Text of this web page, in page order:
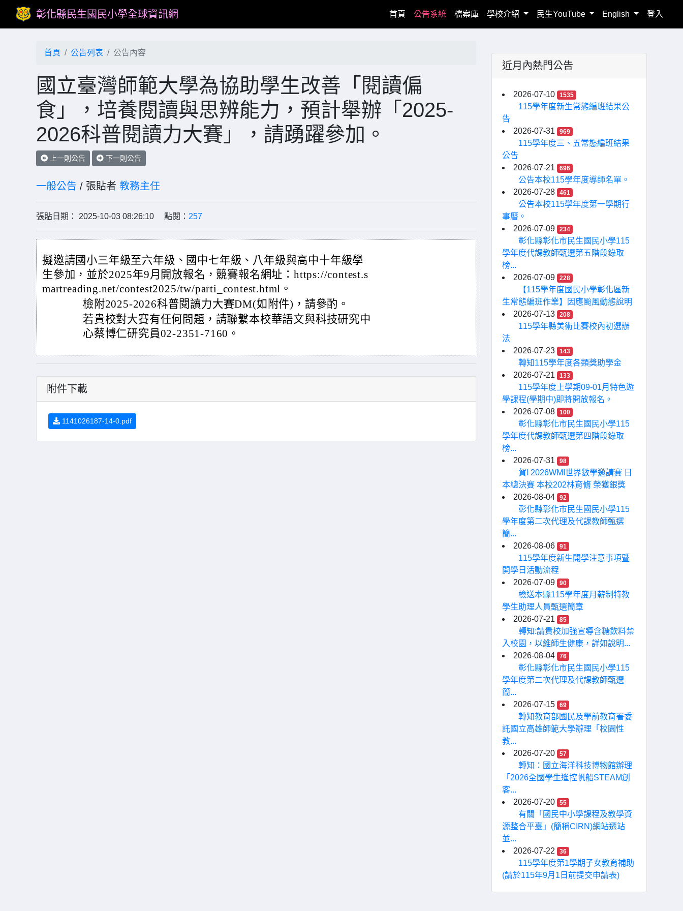
彰化縣民生國民小學全球資訊網 首頁(current)
公告系統 檔案庫 學校介紹 民生YouTube English 登入
首頁 公告列表 公告內容
國立臺灣師範大學為協助學生改善「閱讀偏
食」，培養閱讀與思辨能力，預計舉辦「2025-
2026科普閱讀力大賽」，請踴躍參加。
上一則公告 下一則公告
一般公告 / 張貼者 教務主任
張貼日期： 2025-10-03 08:26:10 點閱： 257
擬邀請國小三年級至六年級、國中七年級、八年級與高中十年級學
生參加，並於2025年9月開放報名，競賽報名網址：https://contest.s
martreading.net/contest2025/tw/parti_contest.html。
檢附2025-2026科普閱讀力大賽DM(如附件)，請參酌。
若貴校對大賽有任何問題，請聯繫本校華語文與科技研究中
心蔡博仁研究員02-2351-7160。
附件下載
1141026187-14-0.pdf
近月內熱門公告
2026-07-10 1535
115學年度新生常態編班結果公
告
2026-07-31
969
115學年度三、五常態編班結果
公告
2026-07-21
696
公告本校115學年度導師名單。
2026-07-28
461
公告本校115學年度第一學期行
事曆。
2026-07-09
234
彰化縣彰化市民生國民小學115
學年度代課教師甄選第五階段錄取
榜...
2026-07-09
228
【115學年度國民小學彰化區新
生常態編班作業】因應颱風動態說明
2026-07-13
208
115學年縣美術比賽校內初選辦
法
2026-07-23
143
轉知115學年度各類獎助學金
2026-07-21
133
115學年度上學期09-01月特色遊
學課程(學期中)即將開放報名。
2026-07-08
100
彰化縣彰化市民生國民小學115
學年度代課教師甄選第四階段錄取
榜...
2026-07-31
98
賀! 2026WMI世界數學邀請賽 日
本總決賽 本校202林育脩 榮獲銀獎
2026-08-04
92
彰化縣彰化市民生國民小學115
學年度第二次代理及代課教師甄選
簡...
2026-08-06
91
115學年度新生開學注意事項暨
開學日活動流程
2026-07-09
90
檢送本縣115學年度月薪制特教
學生助理人員甄選簡章
2026-07-21
85
轉知:請貴校加強宣導含糖飲料禁
入校園，以維師生健康，詳如說明...
2026-08-04
76
彰化縣彰化市民生國民小學115
學年度第二次代理及代課教師甄選
簡...
2026-07-15
69
轉知教育部國民及學前教育署委
託國立高雄師範大學辦理「校園性
教...
2026-07-20
57
轉知：國立海洋科技博物館辦理
「2026全國學生遙控帆船STEAM創
客...
2026-07-20
55
有關「國民中小學課程及教學資
源整合平臺」(簡稱CIRN)網站遷站
並...
2026-07-22
36
115學年度第1學期子女教育補助
(請於115年9月1日前提交申請表)